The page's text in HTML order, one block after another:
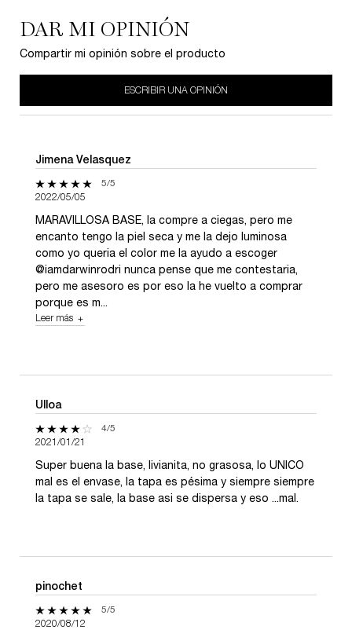
DAR MI OPINIÓN
Compartir mi opinión sobre el producto
ESCRIBIR UNA OPINIÓN
Jimena Velasquez
5 de 5 estrellas.5/5
2022/05/05
MARAVILLOSA BASE, la compre a ciegas, pero me
encanto tengo la piel seca y me la dejo luminosa
como yo queria el color me la ayudo a escoger
@iamdarwinrodri nunca pense que me contestaria,
pero me asesoro es por eso la he vuelto a comprar
porque es m...
Leer más about review of user Jimena Velasquez
Ulloa
4 de 5 estrellas.4/5
2021/01/21
Super buena la base, livianita, no grasosa, lo UNICO
mal es el envase, la tapa es pésima y siempre siempre
la tapa se sale, la base asi se dispersa y eso ...mal.
pinochet
5 de 5 estrellas.5/5
2020/08/12